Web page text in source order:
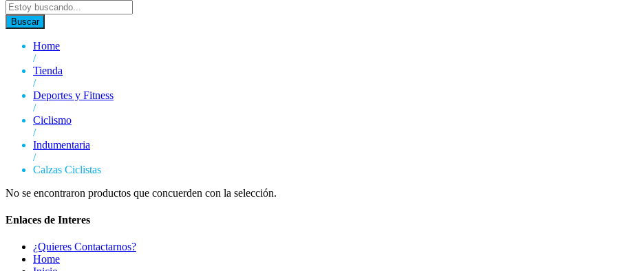
Buscar
Home
/
Tienda
/
Deportes y Fitness
/
Ciclismo
/
Indumentaria
/
Calzas Ciclistas
No se encontraron productos que concuerden con la selección.
Enlaces de Interes
¿Quieres Contactarnos?
Home